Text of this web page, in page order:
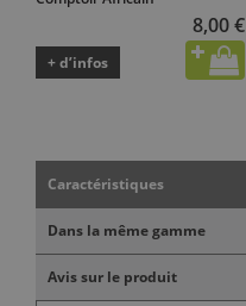
8,00 €
+ d’infos
Caractéristiques
Dans la même gamme
Avis sur le produit